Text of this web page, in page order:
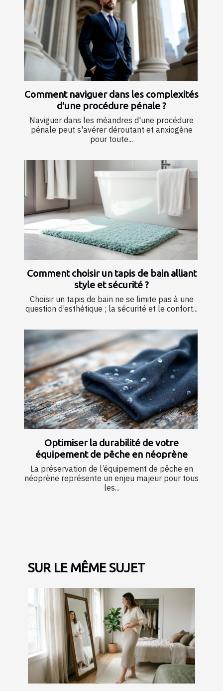
Comment naviguer dans les complexités
d'une procédure pénale ?
Naviguer dans les méandres d'une procédure
pénale peut s'avérer déroutant et anxiogène
pour toute...
Comment choisir un tapis de bain alliant
style et sécurité ?
Choisir un tapis de bain ne se limite pas à une
question d’esthétique ; la sécurité et le confort...
Optimiser la durabilité de votre
équipement de pêche en néoprène
La préservation de l’équipement de pêche en
néoprène représente un enjeu majeur pour tous
les...
SUR LE MÊME SUJET